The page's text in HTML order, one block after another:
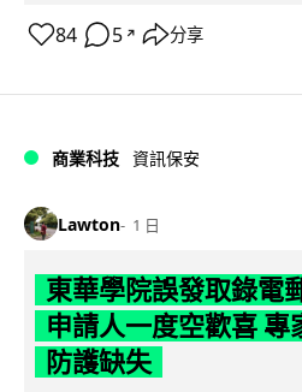
84 5 ↗ 分享
商業科技 資訊保安
Lawton 1 日
東華學院誤發取錄電
申請人一度空歡喜
防護缺失